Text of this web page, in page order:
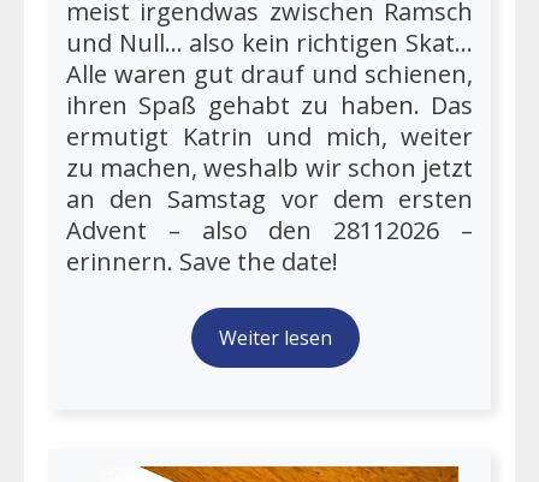
meist irgendwas zwischen Ramsch
und Null… also kein richtigen Skat…
Alle waren gut drauf und schienen,
ihren Spaß gehabt zu haben. Das
ermutigt Katrin und mich, weiter
zu machen, weshalb wir schon jetzt
an den Samstag vor dem ersten
Advent – also den 28112026 –
erinnern. Save the date!
Weiter lesen